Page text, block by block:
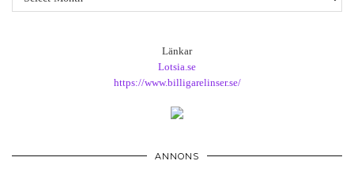
Länkar
Lotsia.se
https://www.billigarelinser.se/
ANNONS